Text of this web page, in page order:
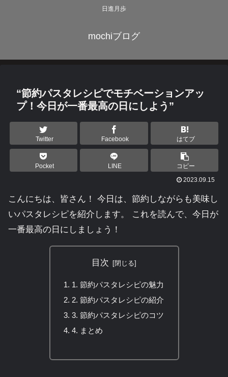
日進月歩
mochiブログ
“節約パスタレシピでモチベーションアッ
プ！今日が一番最高の日にしよう”
Twitter Facebook はてブ
Pocket LINE
コピー
2023.09.15
こんにちは、皆さん！ 今日は、節約しながらも美味し
いパスタレシピを紹介します。 これを読んで、今日が
一番最高の日にしましょう！
目次
1. 節約パスタレシピの魅力
2. 節約パスタレシピの紹介
3. 節約パスタレシピのコツ
4. まとめ